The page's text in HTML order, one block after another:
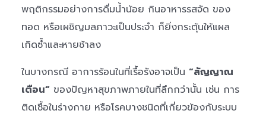
พฤติกรรมอย่างการดื่มน้ำน้อย กินอาหารรสจัด ของ
ทอด หรือเผชิญมลภาวะเป็นประจำ ก็ยิ่งกระตุ้นให้แผล
เกิดซ้ำและหายช้าลง
ในบางกรณี อาการร้อนในที่เรื้อรังอาจเป็น“สัญญาณ
เตือน” ของปัญหาสุขภาพภายในที่ลึกกว่านั้น เช่น การ
ติดเชื้อในร่างกาย หรือโรคบางชนิดที่เกี่ยวข้องกับระบบ